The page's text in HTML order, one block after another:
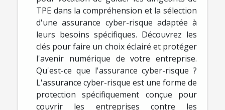
TPE dans la compréhension et la sélection
d'une assurance cyber-risque adaptée à
leurs besoins spécifiques. Découvrez les
clés pour faire un choix éclairé et protéger
l'avenir numérique de votre entreprise.
Qu'est-ce que l'assurance cyber-risque ?
L'assurance cyber-risque est une forme de
protection spécifiquement conçue pour
couvrir les entreprises contre les